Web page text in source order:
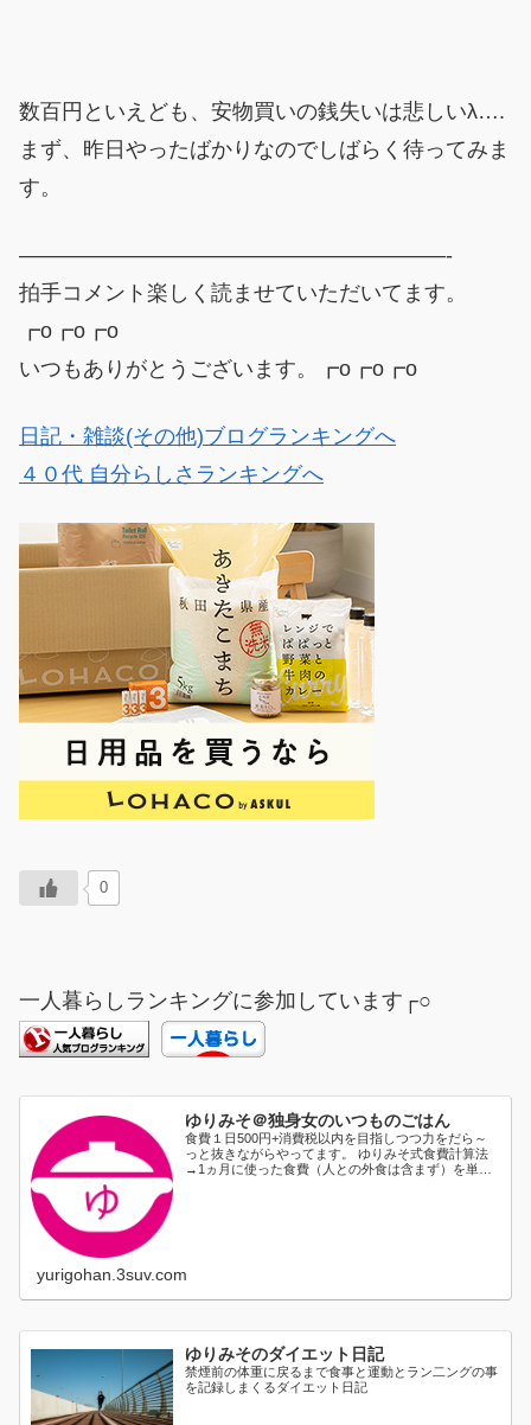
数百円といえども、安物買いの銭失いは悲しいλ….
まず、昨日やったばかりなのでしばらく待ってみま
す。
————————————————————-
拍手コメント楽しく読ませていただいてます。
┏o┏o┏o
いつもありがとうございます。┏o┏o┏o
日記・雑談(その他)ブログランキングへ
４０代 自分らしさランキングへ
0
一人暮らしランキングに参加しています┌○
ゆりみそ＠独身女のいつものごはん
食費１日500円+消費税以内を目指しつつ力をだら～
っと抜きながらやってます。 ゆりみそ式食費計算法
→1ヵ月に使った食費（人との外食は含まず）を単純
yurigohan.3suv.com
ゆりみそのダイエット日記
禁煙前の体重に戻るまで食事と運動とラン二ングの事
を記録しまくるダイエット日記